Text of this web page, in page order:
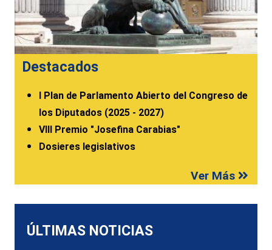
Destacados
I Plan de Parlamento Abierto del Congreso de
los Diputados (2025 - 2027)
VIII Premio "Josefina Carabias"
Dosieres legislativos
Ver Más
ÚLTIMAS NOTICIAS